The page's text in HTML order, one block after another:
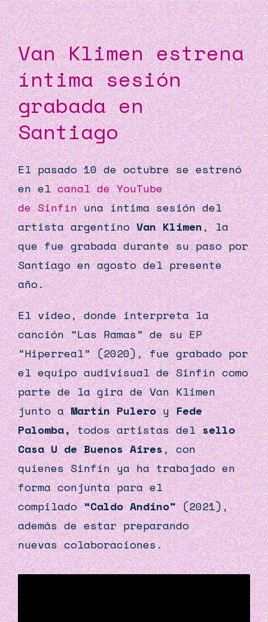
Van Klimen estrena
íntima sesión
grabada en
Santiago
El pasado 10 de octubre se estrenó
en elcanal de YouTube
deSinfínuna íntima sesión del
artista argentinoVan Klimen, la
que fue grabada durante su paso por
Santiago en agosto del presente
año.
El video, donde interpreta la
canción “Las Ramas” de su EP
“Hiperreal” (2020), fue grabado por
el equipo audivisual deSinfíncomo
parte de la gira de Van Klimen
junto aMartín PuleroyFede
Palomba,todos artistas delsello
Casa U de Buenos Aires, con
quienesSinfínya ha trabajado en
forma conjunta para el
compilado“Caldo Andino”(2021),
además de estar preparando
nuevas colaboraciones.